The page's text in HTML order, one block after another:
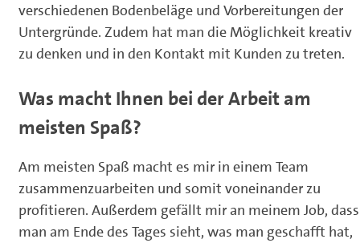
verschiedenen Bodenbeläge und Vorbereitungen der
Untergründe. Zudem hat man die Möglichkeit kreativ
zu denken und in den Kontakt mit Kunden zu treten.
Was macht Ihnen bei der Arbeit am
meisten Spaß?
Am meisten Spaß macht es mir in einem Team
zusammenzuarbeiten und somit voneinander zu
profitieren. Außerdem gefällt mir an meinem Job, dass
man am Ende des Tages sieht, was man geschafft hat,